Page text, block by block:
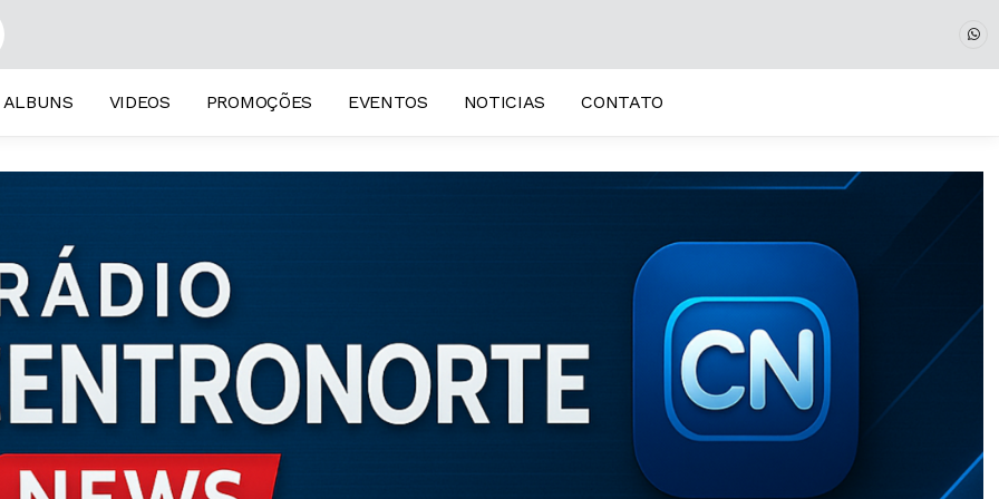
ALBUNS VIDEOS PROMOÇÕES EVENTOS NOTICIAS CONTATO